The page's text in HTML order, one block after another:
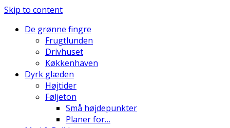
Skip to content
De grønne fingre
Frugtlunden
Drivhuset
Køkkenhaven
Dyrk glæden
Højtider
Føljeton
Små højdepunkter
Planer for…